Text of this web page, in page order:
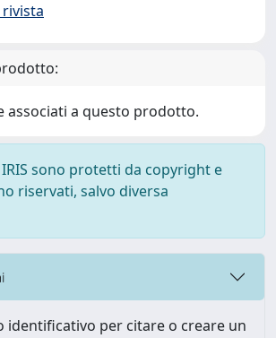
associati a questo prodotto.
sono protetti da copyright e
riservati, salvo diversa
identificativo per citare o creare un